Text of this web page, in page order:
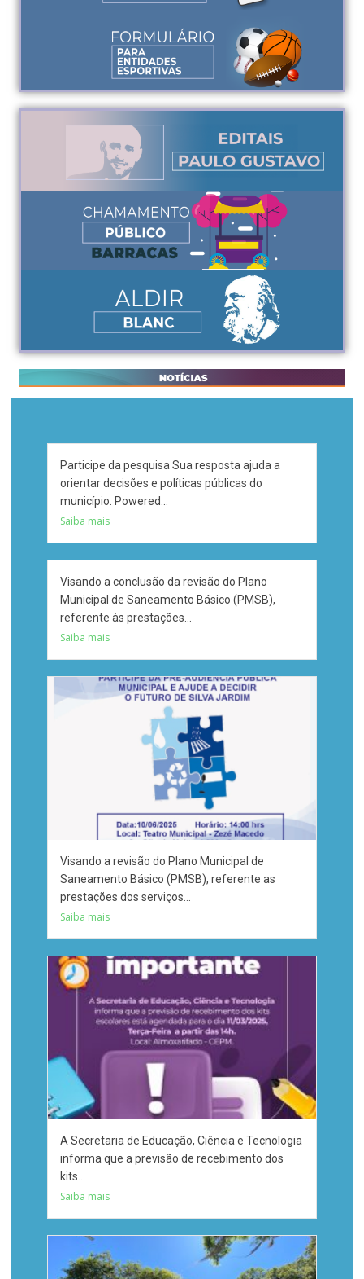
Travel
Participe da pesquisa Sua resposta ajuda a
orientar decisões e políticas públicas do
município. Powered...
Saiba mais
Visando a conclusão da revisão do Plano
Municipal de Saneamento Básico (PMSB),
referente às prestações...
Saiba mais
Visando a revisão do Plano Municipal de
Saneamento Básico (PMSB), referente as
prestações dos serviços...
Saiba mais
A Secretaria de Educação, Ciência e Tecnologia
informa que a previsão de recebimento dos
kits...
Saiba mais